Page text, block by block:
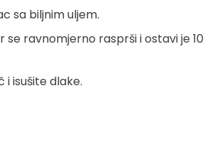
sa biljnim uljem.
se ravnomjerno rasprši i ostavi je 10
i isušite dlake.